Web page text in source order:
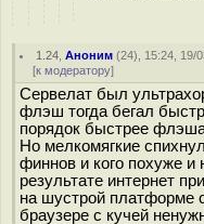
1.24 ,Аноним (24), 15:24, 19/
[к модератору]
Сервелат был
флэш тогда бегал
порядок быстрее
Но мелкомягкие
финнов и кого похуже и
результате интернет
на шустрой платформе
браузере с кучей